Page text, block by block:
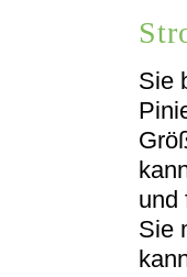
Sie
und
Sie